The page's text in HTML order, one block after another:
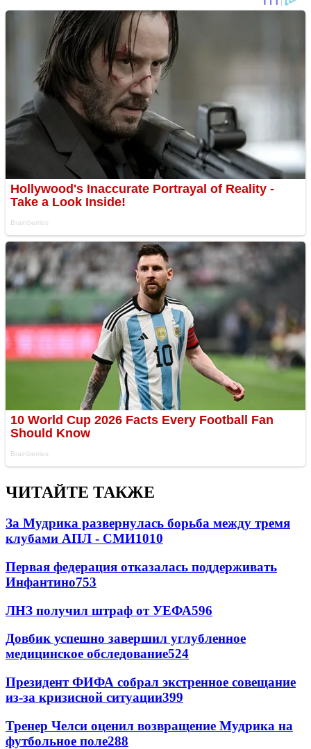
ЧИТАЙТЕ ТАКЖЕ
За Мудрика развернулась борьба между тремя
клубами АПЛ - СМИ1010
Первая федерация отказалась поддерживать
Инфантино753
ЛНЗ получил штраф от УЕФА596
Довбик успешно завершил углубленное
медицинское обследование524
Президент ФИФА собрал экстренное совещание
из-за кризисной ситуации399
Тренер Челси оценил возвращение Мудрика на
футбольное поле288